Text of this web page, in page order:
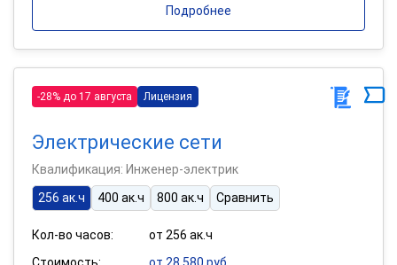
Подробнее
-28% до 17 августа Лицензия
Электрические сети
Квалификация: Инженер-электрик
256 ак.ч
400 ак.ч 800 ак.ч Сравнить
Кол-во часов:
от 256 ак.ч